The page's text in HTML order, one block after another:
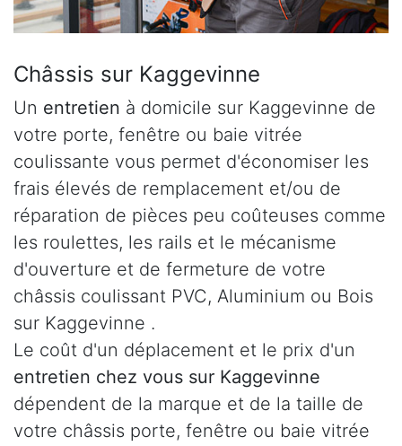
Châssis sur Kaggevinne
Un entretien à domicile sur Kaggevinne de
votre porte, fenêtre ou baie vitrée
coulissante vous permet d'économiser les
frais élevés de remplacement et/ou de
réparation de pièces peu coûteuses comme
les roulettes, les rails et le mécanisme
d'ouverture et de fermeture de votre
châssis coulissant PVC, Aluminium ou Bois
sur Kaggevinne .
Le coût d'un déplacement et le prix d'un
entretien chez vous sur Kaggevinne
dépendent de la marque et de la taille de
votre châssis porte, fenêtre ou baie vitrée